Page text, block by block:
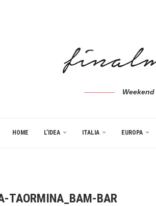
HOME L’IDEA ITALIA EUROPA
TAORMINA_BAM-BAR